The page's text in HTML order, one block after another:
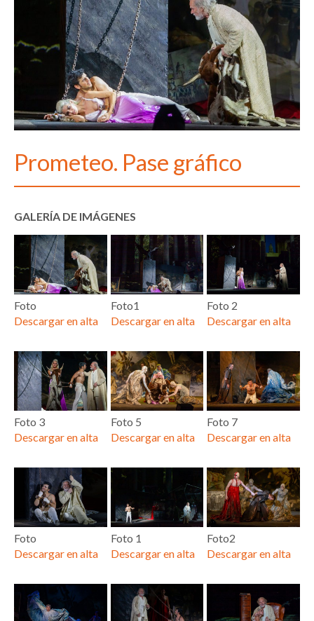
Prometeo. Pase gráfico
GALERÍA DE IMÁGENES
Foto
Descargar en alta
Foto1
Descargar en alta
Foto 2
Descargar en alta
Foto 3
Descargar en alta
Foto 5
Descargar en alta
Foto 7
Descargar en alta
Foto
Descargar en alta
Foto 1
Descargar en alta
Foto2
Descargar en alta